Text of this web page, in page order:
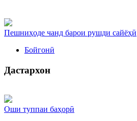
Пешниҳоде чанд барои рушди сайёҳӣ
Бойгонӣ
Дастархон
Оши туппаи баҳорӣ